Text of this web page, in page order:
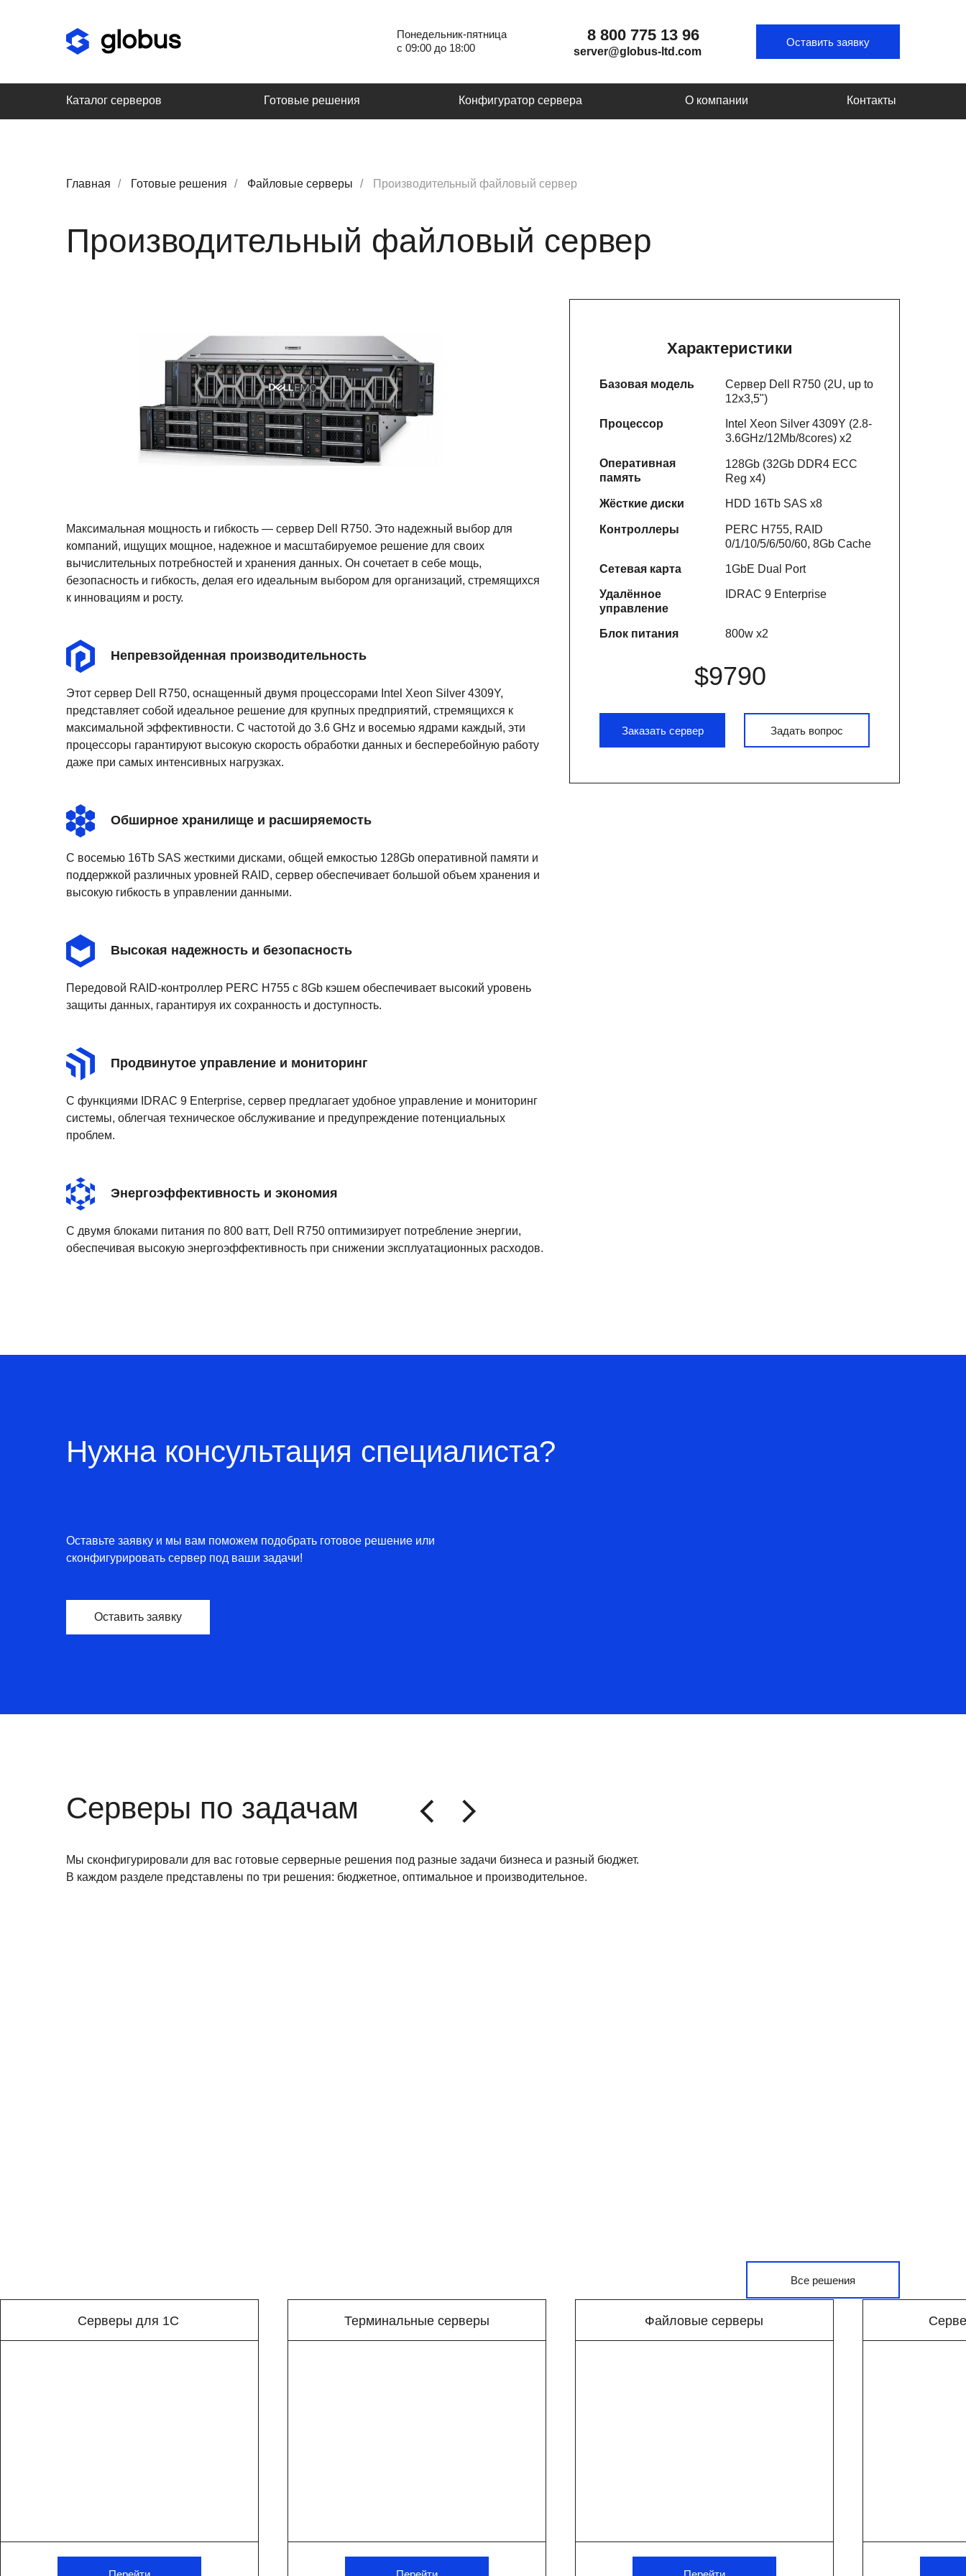
Понедельник-пятница
с 09:00 до 18:00
Оставить заявку
8 800 775 13 96
server@globus-ltd.com
Каталог серверов Готовые решения Конфигуратор сервера О компании Контакты
Главная / Готовые решения / Файловые серверы / Производительный файловый сервер
Производительный файловый сервер
Максимальная мощность и гибкость — сервер Dell R750. Это надежный выбор для
компаний, ищущих мощное, надежное и масштабируемое решение для своих
вычислительных потребностей и хранения данных. Он сочетает в себе мощь,
безопасность и гибкость, делая его идеальным выбором для организаций, стремящихся
к инновациям и росту.
Непревзойденная производительность
Этот сервер Dell R750, оснащенный двумя процессорами Intel Xeon Silver 4309Y,
представляет собой идеальное решение для крупных предприятий, стремящихся к
максимальной эффективности. С частотой до 3.6 GHz и восемью ядрами каждый, эти
процессоры гарантируют высокую скорость обработки данных и бесперебойную работу
даже при самых интенсивных нагрузках.
Обширное хранилище и расширяемость
С восемью 16Tb SAS жесткими дисками, общей емкостью 128Gb оперативной памяти и
поддержкой различных уровней RAID, сервер обеспечивает большой объем хранения и
высокую гибкость в управлении данными.
Высокая надежность и безопасность
Передовой RAID-контроллер PERC H755 с 8Gb кэшем обеспечивает высокий уровень
защиты данных, гарантируя их сохранность и доступность.
Продвинутое управление и мониторинг
С функциями IDRAC 9 Enterprise, сервер предлагает удобное управление и мониторинг
системы, облегчая техническое обслуживание и предупреждение потенциальных
проблем.
Энергоэффективность и экономия
С двумя блоками питания по 800 ватт, Dell R750 оптимизирует потребление энергии,
обеспечивая высокую энергоэффективность при снижении эксплуатационных расходов.
Характеристики
Базовая модель
Сервер Dell R750 (2U, up to
12x3,5")
Процессор
Intel Xeon Silver 4309Y (2.8-
3.6GHz/12Mb/8cores) x2
Оперативная
память
128Gb (32Gb DDR4 ECC
Reg x4)
Жёсткие диски HDD 16Tb SAS x8
Контроллеры
PERC H755, RAID
0/1/10/5/6/50/60, 8Gb Cache
Сетевая карта 1GbE Dual Port
Удалённое
управление
IDRAC 9 Enterprise
Блок питания 800w x2
$9790
Заказать сервер Задать вопрос
Нужна консультация специалиста?
Оставьте заявку и мы вам поможем подобрать готовое решение или
сконфигурировать сервер под ваши задачи!
Оставить заявку
Серверы по задачам
Мы сконфигурировали для вас готовые серверные решения под разные задачи бизнеса и разный бюджет.
В каждом разделе представлены по три решения: бюджетное, оптимальное и производительное.
Все решения
Серверы для 1С Терминальные серверы Файловые серверы
Популярные серверы